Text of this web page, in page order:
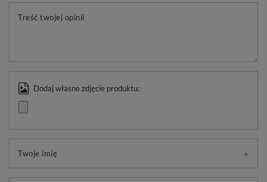
Treść twojej opinii
Dodaj własne zdjęcie produktu:
Twoje imię